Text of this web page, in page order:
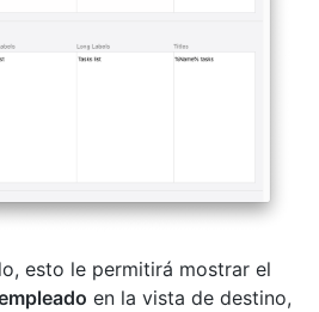
esto le permitirá mostrar el
en la vista de destino,